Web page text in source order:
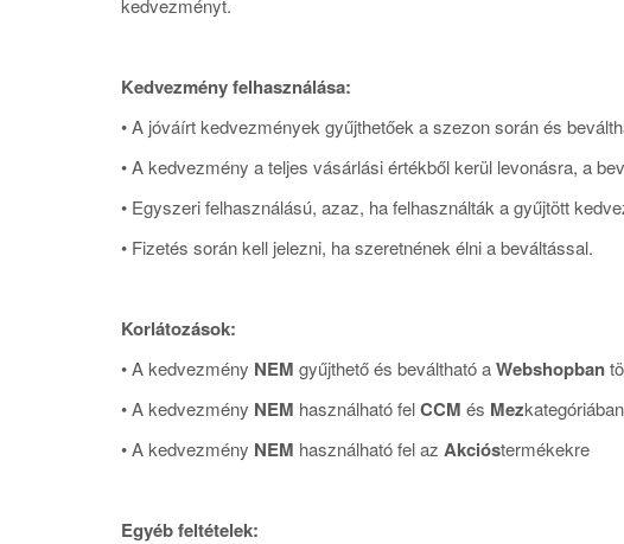
kedvezményt.
Kedvezmény felhasználása:
• A jóváírt kedvezmények gyűjthetőek a szezon során és
• A kedvezmény a teljes vásárlási értékből kerül levonásra, a
• Egyszeri felhasználású, azaz, ha felhasználták a gyűjtött
• Fizetés során kell jelezni, ha szeretnének élni a beváltással.
Korlátozások:
• A kedvezmény NEM gyűjthető és beváltható aWebshopban
• A kedvezmény NEM használható felCCM és Mez
• A kedvezmény NEM használható fel az Akcióstermékekre
Egyéb feltételek: